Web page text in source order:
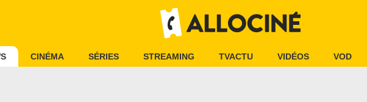
CINÉMA SÉRIES STREAMING TVACTU VIDÉOS VOD